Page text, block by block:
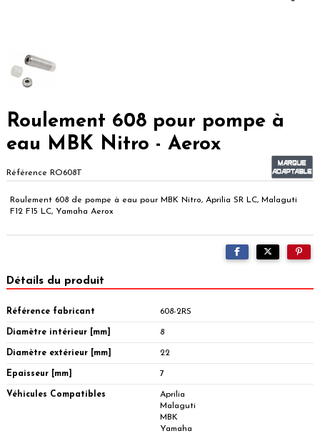
Roulement 608 pour pompe à
eau MBK Nitro - Aerox
Référence RO608T
Roulement 608 de pompe à eau pour MBK Nitro, Aprilia SR LC, Malaguti
F12 F15 LC, Yamaha Aerox
Détails du produit
Référence fabricant 608-2RS
Diamètre intérieur [mm] 8
Diamètre extérieur [mm] 22
Epaisseur [mm] 7
Véhicules Compatibles
Aprilia
Malaguti
MBK
Yamaha